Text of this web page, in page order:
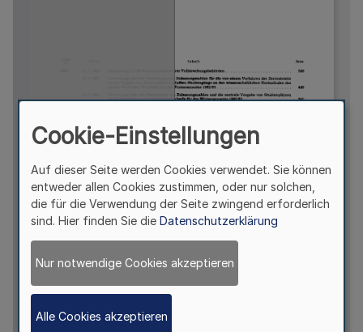
Cookie-Einstellungen
Auf dieser Seite werden Cookies verwendet. Sie können
entweder allen Cookies zustimmen, oder nur solchen,
die für die Verwendung der Seite zwingend erforderlich
sind. Hier finden Sie die Datenschutzerklärung
Nur notwendige Cookies akzeptieren
Alle Cookies akzeptieren